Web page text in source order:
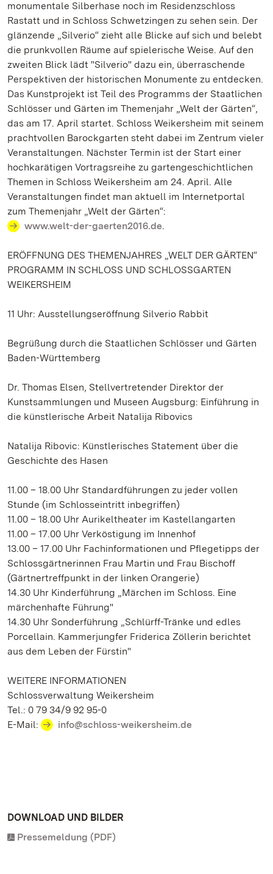
monumentale Silberhase noch im Residenzschloss
Rastatt und in Schloss Schwetzingen zu sehen sein. Der
glänzende „Silverio“ zieht alle Blicke auf sich und belebt
die prunkvollen Räume auf spielerische Weise. Auf den
zweiten Blick lädt "Silverio" dazu ein, überraschende
Perspektiven der historischen Monumente zu entdecken.
Das Kunstprojekt ist Teil des Programms der Staatlichen
Schlösser und Gärten im Themenjahr „Welt der Gärten“,
das am 17. April startet. Schloss Weikersheim mit seinem
prachtvollen Barockgarten steht dabei im Zentrum vieler
Veranstaltungen. Nächster Termin ist der Start einer
hochkarätigen Vortragsreihe zu gartengeschichtlichen
Themen in Schloss Weikersheim am 24. April. Alle
Veranstaltungen findet man aktuell im Internetportal
zum Themenjahr „Welt der Gärten“:
www.welt-der-gaerten2016.de.
ERÖFFNUNG DES THEMENJAHRES „WELT DER GÄRTEN“
PROGRAMM IN SCHLOSS UND SCHLOSSGARTEN
WEIKERSHEIM
11 Uhr: Ausstellungseröffnung Silverio Rabbit
Begrüßung durch die Staatlichen Schlösser und Gärten
Baden-Württemberg
Dr. Thomas Elsen, Stellvertretender Direktor der
Kunstsammlungen und Museen Augsburg: Einführung in
die künstlerische Arbeit Natalija Ribovics
Natalija Ribovic: Künstlerisches Statement über die
Geschichte des Hasen
11.00 – 18.00 Uhr Standardführungen zu jeder vollen
Stunde (im Schlosseintritt inbegriffen)
11.00 – 18.00 Uhr Aurikeltheater im Kastellangarten
11.00 – 17.00 Uhr Verköstigung im Innenhof
13.00 – 17.00 Uhr Fachinformationen und Pflegetipps der
Schlossgärtnerinnen Frau Martin und Frau Bischoff
(Gärtnertreffpunkt in der linken Orangerie)
14.30 Uhr Kinderführung „Märchen im Schloss. Eine
märchenhafte Führung"
14.30 Uhr Sonderführung „Schlürff-Tränke und edles
Porcellain. Kammerjungfer Friderica Zöllerin berichtet
aus dem Leben der Fürstin"
WEITERE INFORMATIONEN
Schlossverwaltung Weikersheim
Tel.: 0 79 34/9 92 95-0
E-Mail:
info@schloss-weikersheim.de
DOWNLOAD UND BILDER
Pressemeldung (PDF)